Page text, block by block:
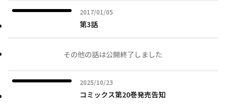
2017/01/05
2017年01月05日
第3話
その他の話は公開終了しました
2025/10/23
2025年10月23日
コミックス第20巻発売告知